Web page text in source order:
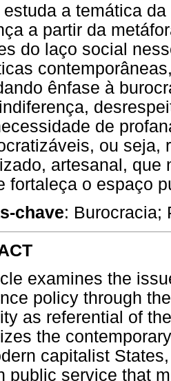
estuda a temática
a partir da
do laço social
ênfase à
de
ou seja,
artesanal, que
fortaleça o espaço
chave: Burocracia;
examines the
policy through
as referential of
the
capitalist
public service that